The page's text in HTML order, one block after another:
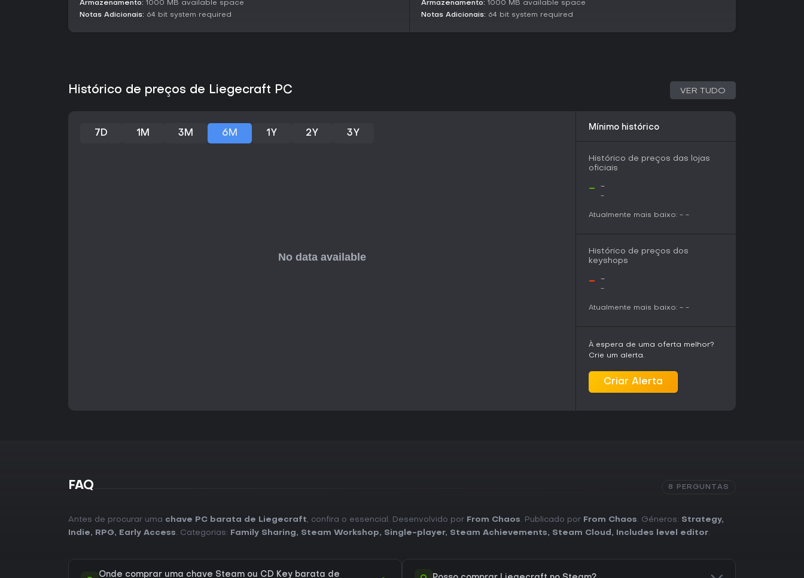
Eventos se desenrolam em tempo real, de explorações em masmorras a
Liegecraft segue em desenvolvimento, com devlogs regulares mostrando
avanços em arte e sistemas de personagens. O early access está previsto para
Liegecraft tem tudo para agradar no lançamento. Ideal para quem prefere
liberdade sandbox. Fique de olho no early access para testar na prática, já que
as narrativas guiadas por vassalos o diferenciam no gênero.
Armazenamento: 1000 MB available space
Notas Adicionais: 64 bit system required
Armazenamento: 1000 MB available space
Notas Adicionais: 64 bit system required
Histórico de preços de Liegecraft PC VER TUDO
7D 1M 3M 6M 1Y 2Y 3Y
Mínimo histórico
Histórico de preços das lojas
oficiais
- -
-
Atualmente mais baixo: - -
Histórico de preços dos
keyshops
- -
-
Atualmente mais baixo: - -
À espera de uma oferta melhor?
Crie um alerta.
Criar Alerta
FAQ 8 PERGUNTAS
Antes de procurar uma chave PC barata de Liegecraft, confira o essencial. Desenvolvido por From Chaos. Publicado por From Chaos. Géneros: Strategy,
Indie, RPG, Early Access. Categorias: Family Sharing, Steam Workshop, Single-player, Steam Achievements, Steam Cloud , Includes level editor.
Onde comprar uma chave Steam ou CD Key barata de